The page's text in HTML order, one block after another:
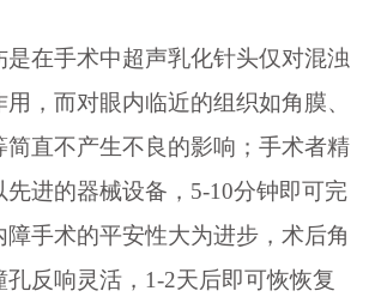
是在手术中超声乳化针头仅对混浊
，而对眼内临近的组织如角膜、
简直不产生不良的影响；手术者精
进的器械设备，5-10分钟即可完
障手术的平安性大为进步，术后角
孔反响灵活，1-2天后即可恢恢复